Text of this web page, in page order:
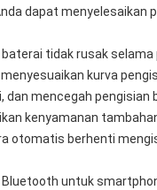
dapat menyelesaikan
tidak rusak
kurva
mencegah pengisian
kenyamanan
otomatis berhenti
untuk